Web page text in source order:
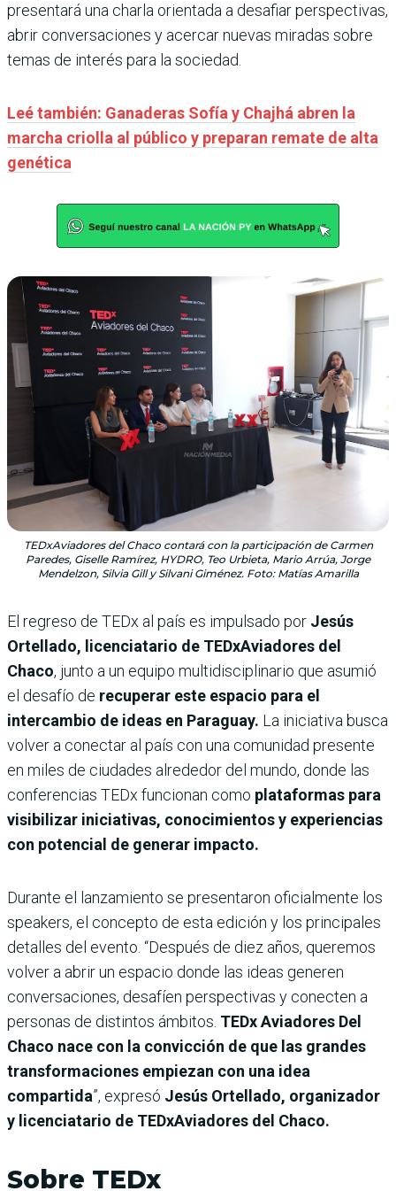
presentará una charla orientada a desafiar perspectivas,
abrir conversaciones y acercar nuevas miradas sobre
temas de interés para la sociedad.
Leé también: Ganaderas Sofía y Chajhá abren la
marcha criolla al público y preparan remate de alta
genética
TEDxAviadores del Chaco contará con la participación de Carmen
Paredes, Giselle Ramírez, HYDRO, Teo Urbieta, Mario Arrúa, Jorge
Mendelzon, Silvia Gill y Silvani Giménez. Foto: Matías Amarilla
El regreso de TEDx al país es impulsado por Jesús
Ortellado, licenciatario de TEDxAviadores del
Chaco, junto a un equipo multidisciplinario que asumió
el desafío de recuperar este espacio para el
intercambio de ideas en Paraguay. La iniciativa busca
volver a conectar al país con una comunidad presente
en miles de ciudades alrededor del mundo, donde las
conferencias TEDx funcionan como plataformas para
visibilizar iniciativas, conocimientos y experiencias
con potencial de generar impacto.
Durante el lanzamiento se presentaron oficialmente los
speakers, el concepto de esta edición y los principales
detalles del evento. “Después de diez años, queremos
volver a abrir un espacio donde las ideas generen
conversaciones, desafíen perspectivas y conecten a
personas de distintos ámbitos. TEDx Aviadores Del
Chaco nace con la convicción de que las grandes
transformaciones empiezan con una idea
compartida”, expresó Jesús Ortellado, organizador
y licenciatario de TEDxAviadores del Chaco.
Sobre TEDx